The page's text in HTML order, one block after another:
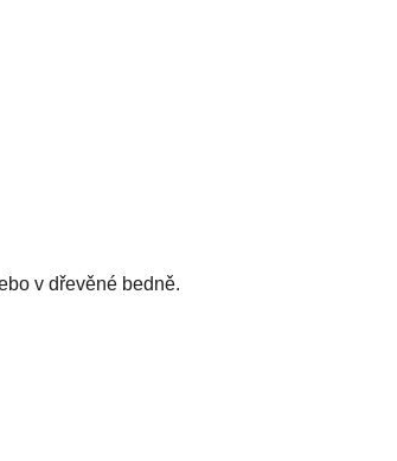
v dřevěné bedně.